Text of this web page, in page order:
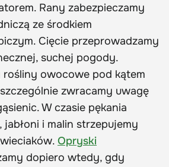
Rany zabezpieczamy
ze środkiem
Cięcie przeprowadzamy
suchej pogody.
rośliny owocowe pod kątem
zwracamy uwagę
W czasie pękania
jabłoni i malin strzepujemy
Opryski
dopiero wtedy, gdy